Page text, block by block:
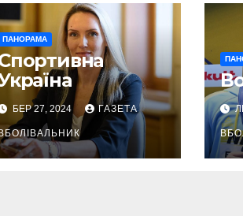
ПАНОРАМА
БЕР 27, 2024 ГАЗЕТА